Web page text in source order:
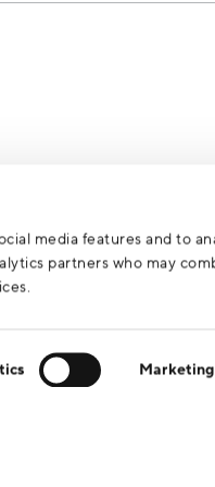
media features and to
partners who may
Marketing